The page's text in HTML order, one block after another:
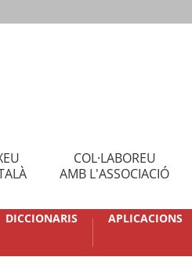
COL·LABOREU
AMB L'ASSOCIACIÓ
DICCIONARIS APLICACIONS